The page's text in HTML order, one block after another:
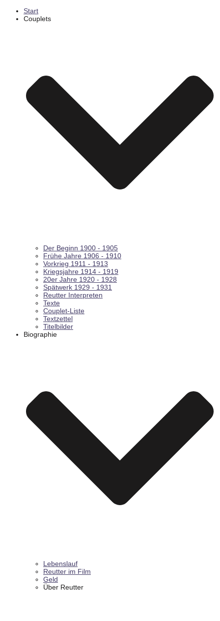
Start
Couplets
Der Beginn 1900 - 1905
Frühe Jahre 1906 - 1910
Vorkrieg 1911 - 1913
Kriegsjahre 1914 - 1919
20er Jahre 1920 - 1928
Spätwerk 1929 - 1931
Reutter Interpreten
Texte
Couplet-Liste
Textzettel
Titelbilder
Biographie
Lebenslauf
Reutter im Film
Geld
Über Reutter